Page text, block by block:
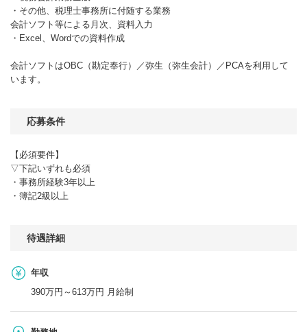
・その他、税理士事務所に付随する業務
会計ソフト等による月次、資料入力
・Excel、Wordでの資料作成
会計ソフトはOBC（勘定奉行）／弥生（弥生会計）／PCAを利用して
います。
応募条件
【必須要件】
▽下記いずれも必須
・事務所経験3年以上
・簿記2級以上
待遇詳細
年収
390万円～613万円 月給制